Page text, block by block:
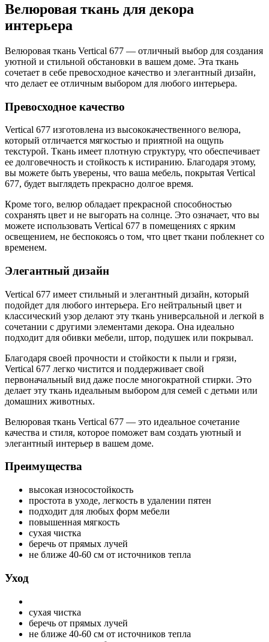
Велюровая ткань для декора
интерьера
Велюровая ткань Vertical 677 — отличный выбор для создания
уютной и стильной обстановки в вашем доме. Эта ткань
сочетает в себе превосходное качество и элегантный дизайн,
что делает ее отличным выбором для любого интерьера.
Превосходное качество
Vertical 677 изготовлена из высококачественного велюра,
который отличается мягкостью и приятной на ощупь
текстурой. Ткань имеет плотную структуру, что обеспечивает
ее долговечность и стойкость к истиранию. Благодаря этому,
вы можете быть уверены, что ваша мебель, покрытая Vertical
677, будет выглядеть прекрасно долгое время.
Кроме того, велюр обладает прекрасной способностью
сохранять цвет и не выгорать на солнце. Это означает, что вы
можете использовать Vertical 677 в помещениях с ярким
освещением, не беспокоясь о том, что цвет ткани поблекнет со
временем.
Элегантный дизайн
Vertical 677 имеет стильный и элегантный дизайн, который
подойдет для любого интерьера. Его нейтральный цвет и
классический узор делают эту ткань универсальной и легкой в
сочетании с другими элементами декора. Она идеально
подходит для обивки мебели, штор, подушек или покрывал.
Благодаря своей прочности и стойкости к пыли и грязи,
Vertical 677 легко чистится и поддерживает свой
первоначальный вид даже после многократной стирки. Это
делает эту ткань идеальным выбором для семей с детьми или
домашних животных.
Велюровая ткань Vertical 677 — это идеальное сочетание
качества и стиля, которое поможет вам создать уютный и
элегантный интерьер в вашем доме.
Преимущества
высокая износостойкость
простота в уходе, легкость в удалении пятен
подходит для любых форм мебели
повышенная мягкость
сухая чистка
беречь от прямых лучей
не ближе 40-60 см от источников тепла
Уход
сухая чистка
беречь от прямых лучей
не ближе 40-60 см от источников тепла